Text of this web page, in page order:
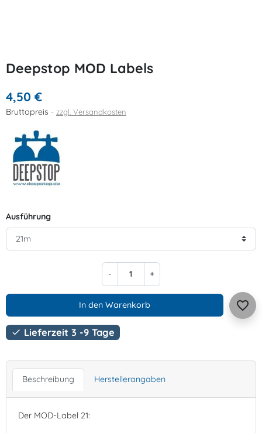
Deepstop MOD Labels
4,50 €
Bruttopreis zzgl. Versandkosten
Ausführung
- +
In den Warenkorb favorite_border
 Lieferzeit 3 -9 Tage
Beschreibung Herstellerangaben
Der MOD-Label 21: